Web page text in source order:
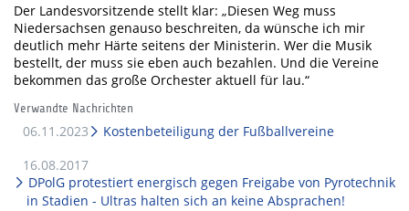
Der Landesvorsitzende stellt klar: „Diesen Weg muss
Niedersachsen genauso beschreiten, da wünsche ich mir
deutlich mehr Härte seitens der Ministerin. Wer die Musik
bestellt, der muss sie eben auch bezahlen. Und die Vereine
bekommen das große Orchester aktuell für lau.“
Verwandte Nachrichten
06.11.2023
Kostenbeteiligung der Fußballvereine
16.08.2017
DPolG protestiert energisch gegen Freigabe von Pyrotechnik
in Stadien - Ultras halten sich an keine Absprachen!